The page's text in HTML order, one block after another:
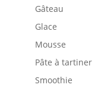
Gâteau
Glace
Mousse
Pâte à tartiner
Smoothie